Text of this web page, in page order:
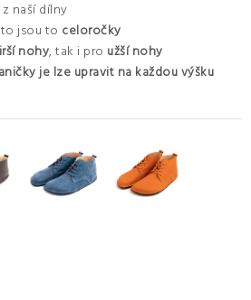
naší dílny
jsou to celoročky
nohy, tak i pro užší nohy
je lze upravit na každou výšku